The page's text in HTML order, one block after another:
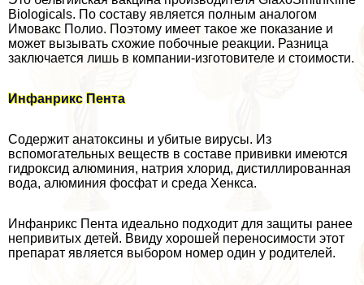
Biologicals. По составу является полным аналогом
Имовакс Полио. Поэтому имеет такое же показание и
может вызывать схожие побочные реакции. Разница
заключается лишь в компании-изготовителе и стоимости.
Инфанрикс Пента
Содержит анатоксины и убитые вирусы. Из
вспомогательных веществ в составе прививки имеются
гидроксид алюминия, натрия хлорид, дистиллированная
вода, алюминия фосфат и среда Хенкса.
Инфанрикс Пента идеально подходит для защиты ранее
непривитых детей. Ввиду хорошей переносимости этот
препарат является выбором номер один у родителей.